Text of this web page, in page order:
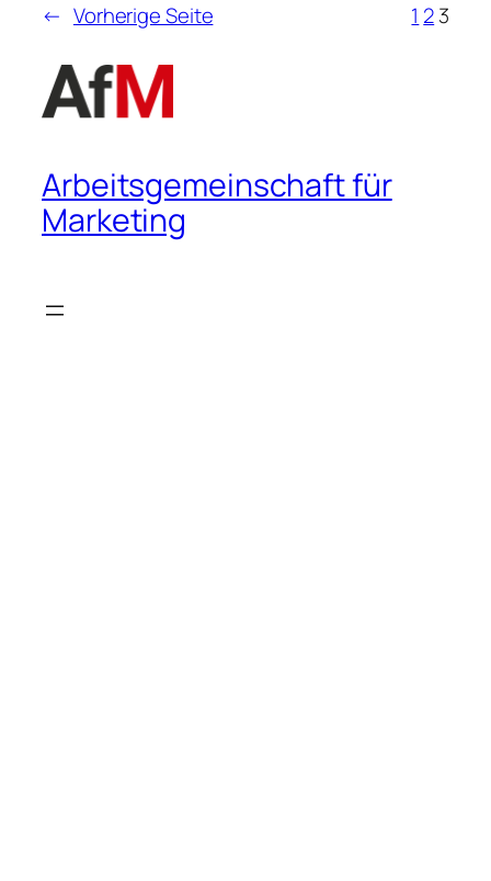
← Vorherige Seite 1 23
Arbeitsgemeinschaft für
Marketing